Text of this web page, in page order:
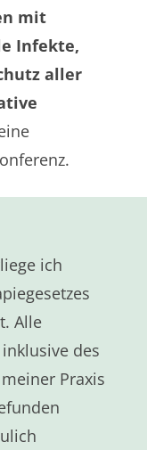
mit
Infekte,
aller
ich
Alle
des
Praxis